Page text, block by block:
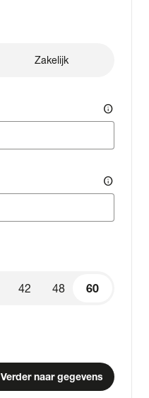
Zakelijk
info
info
60
42 48 60
Verder naar gegevens